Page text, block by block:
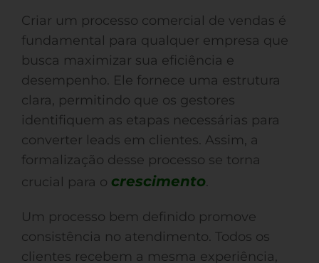
Criar um processo comercial de vendas é
fundamental para qualquer empresa que
busca maximizar sua eficiência e
desempenho. Ele fornece uma estrutura
clara, permitindo que os gestores
identifiquem as etapas necessárias para
converter leads em clientes. Assim, a
formalização desse processo se torna
crucial para o crescimento.
Um processo bem definido promove
consistência no atendimento. Todos os
clientes recebem a mesma experiência,